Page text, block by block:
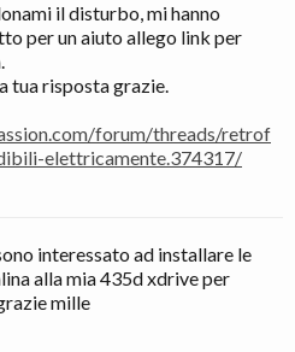
il disturbo, mi hanno
per un aiuto allego link per
tua risposta grazie.
forum/threads/retrof
elettricamente.374317/
interessato ad installare le
alla mia 435d xdrive per
mille